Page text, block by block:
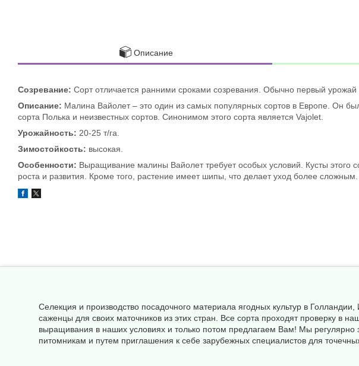
Описание
Созревание: Сорт отличается ранними сроками созревания. Обычно первый
Описание: Малина Вайолет – это один из самых популярных сортов в Европе. Он
сорта Полька и неизвестных сортов. Синонимом этого сорта является Vajolet.
Урожайность: 20-25 т/га.
Зимостойкость: высокая.
Особенности: Выращивание малины Вайолет требует особых условий. Кусты этого
роста и развития. Кроме того, растение имеет шипы, что делает уход более сложным.
Селекция и производство посадочного материала ягодных культур в
саженцы для своих маточников из этих стран. Все сорта проходят проверку
выращивания в наших условиях и только потом предлагаем Вам! Мы
питомникам и путем приглашения к себе зарубежных специалистов для